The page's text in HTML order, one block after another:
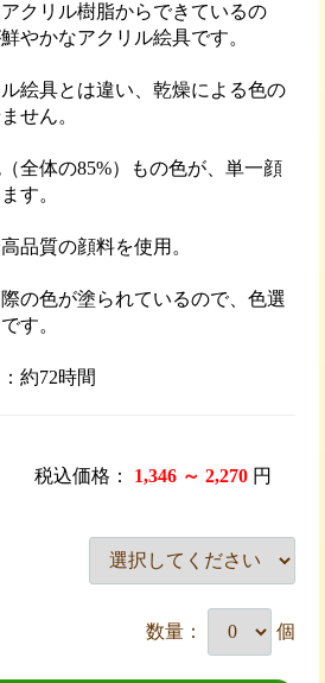
クリル樹脂からできているの
やかなアクリル絵具です。
絵具とは違い、乾燥による色の
せん。
全体の85%）もの色が、単一顔
す。
品質の顔料を使用。
の色が塗られているので、色選
す。
約72時間
税込価格： 1,346 ～ 2,270 円
数量： 個